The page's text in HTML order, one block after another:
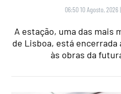
06:50 10 Agosto, 2026 |
A estação, uma das mais
de Lisboa, está
às obras da